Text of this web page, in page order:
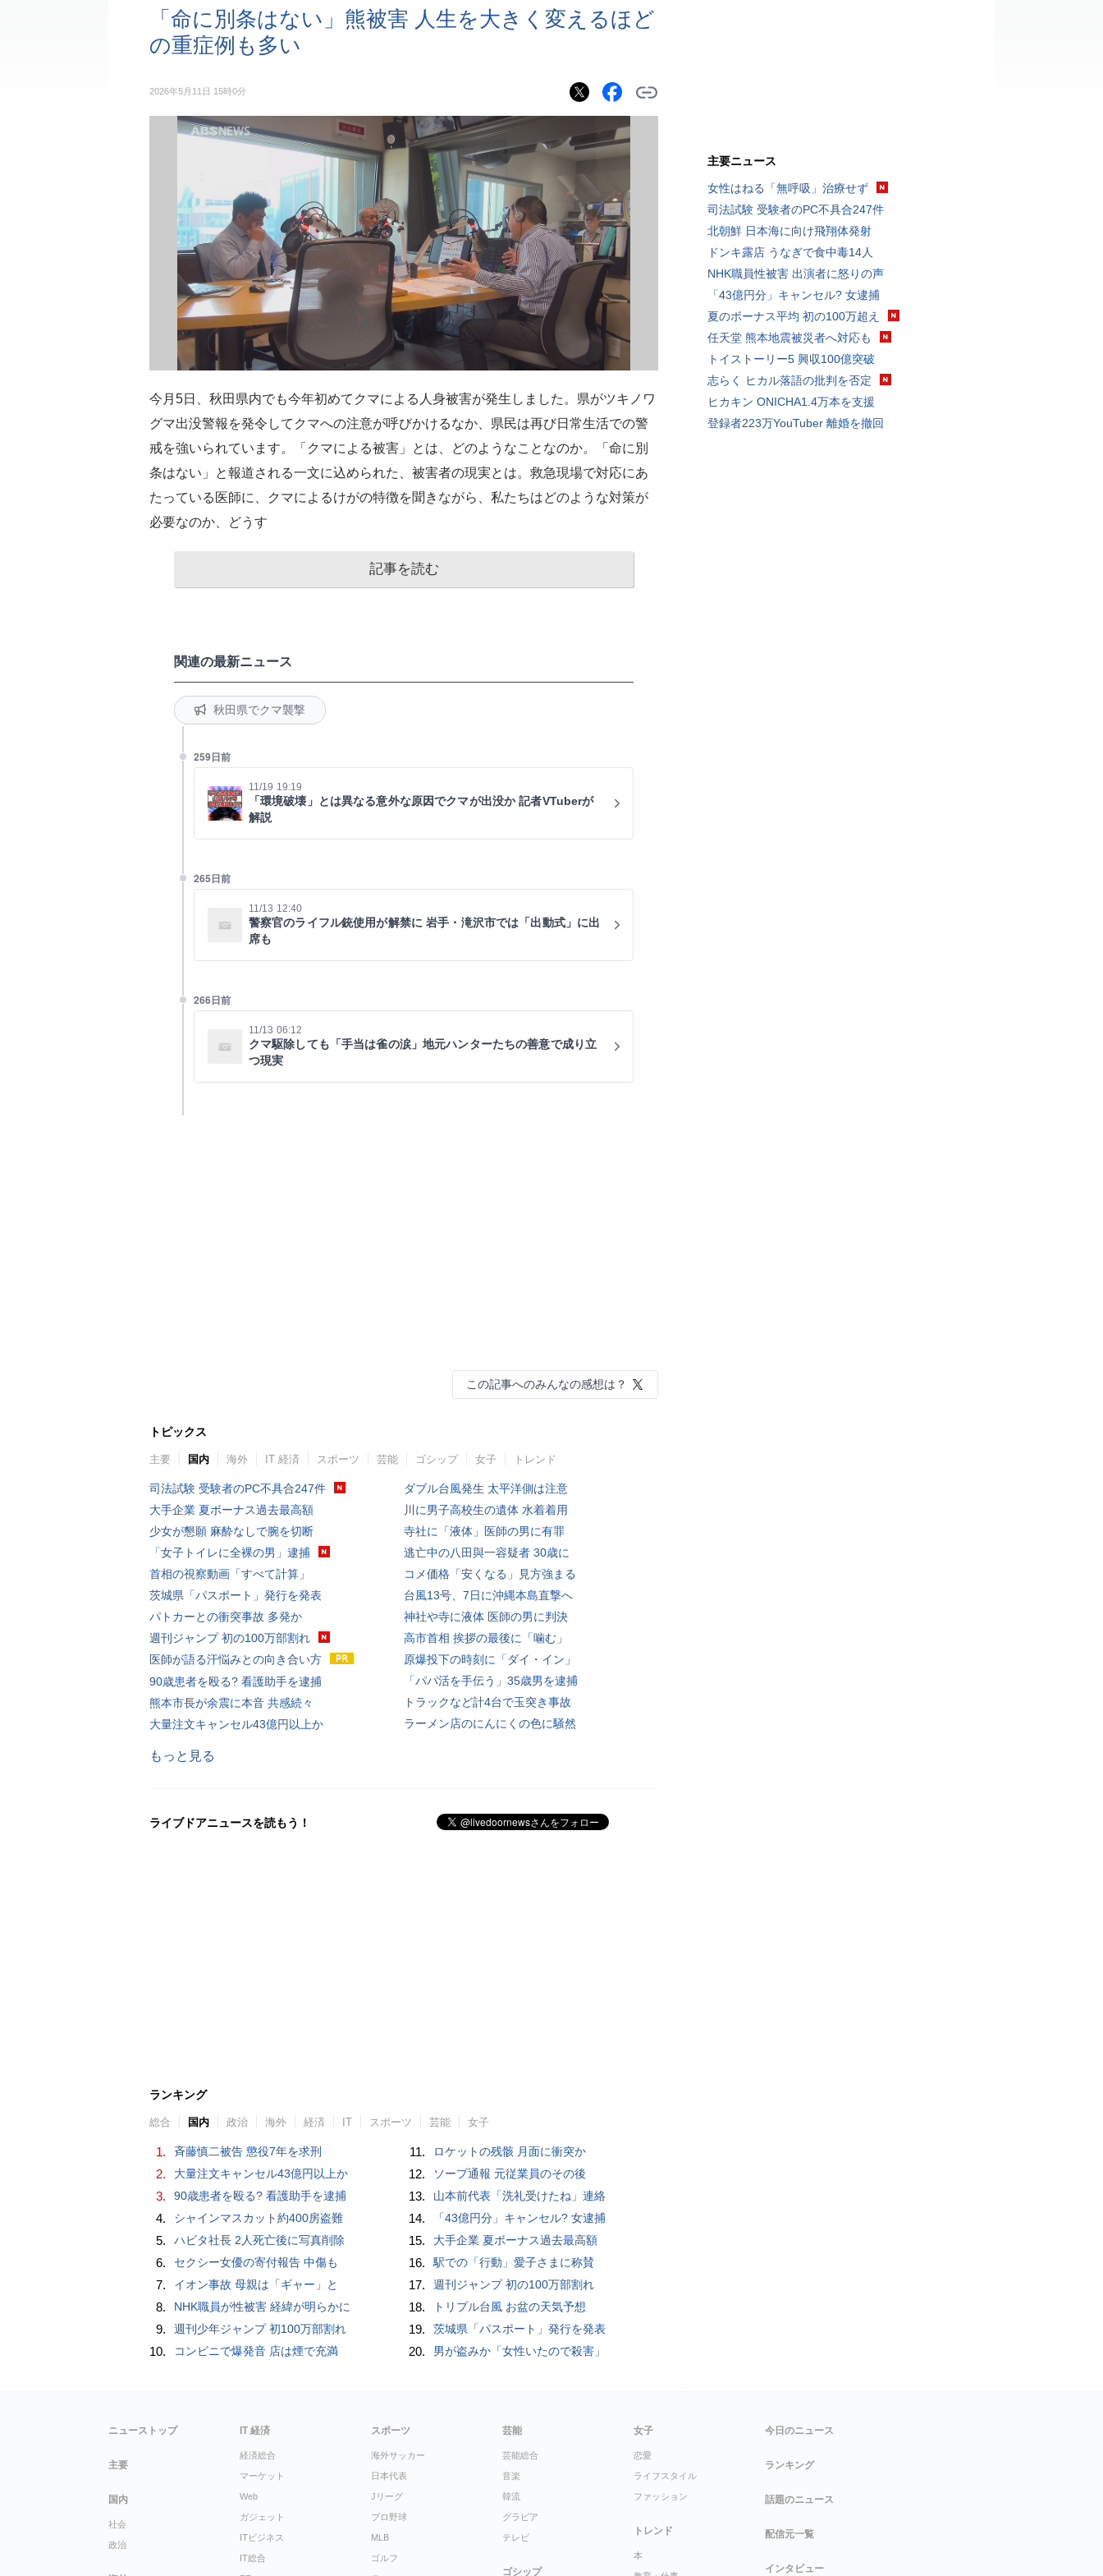
「命に別条はない」熊被害 人生を大きく変えるほど
の重症例も多い
2026年5月11日 15時0分
今月5日、秋田県内でも今年初めてクマによる人身被害が発生しました。県がツキノワ
グマ出没警報を発令してクマへの注意が呼びかけるなか、県民は再び日常生活での警
戒を強いられています。「クマによる被害」とは、どのようなことなのか。「命に別
条はない」と報道される一文に込められた、被害者の現実とは。救急現場で対応にあ
たっている医師に、クマによるけがの特徴を聞きながら、私たちはどのような対策が
必要なのか、どうす
記事を読む
関連の最新ニュース
秋田県でクマ襲撃
259日前
11/19 19:19
「環境破壊」とは異なる意外な原因でクマが出没か 記者VTuberが
解説
265日前
11/13 12:40
警察官のライフル銃使用が解禁に 岩手・滝沢市では「出動式」に出
席も
266日前
11/13 06:12
クマ駆除しても「手当は雀の涙」地元ハンターたちの善意で成り立
つ現実
この記事へのみんなの感想は？
トピックス
主要 国内 海外 IT 経済 スポーツ 芸能 ゴシップ 女子 トレンド
司法試験 受験者のPC不具合247件
大手企業 夏ボーナス過去最高額
少女が懇願 麻酔なしで腕を切断
「女子トイレに全裸の男」逮捕
首相の視察動画「すべて計算」
茨城県「パスポート」発行を発表
パトカーとの衝突事故 多発か
週刊ジャンプ 初の100万部割れ
医師が語る汗悩みとの向き合い方
90歳患者を殴る? 看護助手を逮捕
熊本市長が余震に本音 共感続々
大量注文キャンセル43億円以上か
ダブル台風発生 太平洋側は注意
川に男子高校生の遺体 水着着用
寺社に「液体」医師の男に有罪
逃亡中の八田與一容疑者 30歳に
コメ価格「安くなる」見方強まる
台風13号、7日に沖縄本島直撃へ
神社や寺に液体 医師の男に判決
高市首相 挨拶の最後に「噛む」
原爆投下の時刻に「ダイ・イン」
「パパ活を手伝う」35歳男を逮捕
トラックなど計4台で玉突き事故
ラーメン店のにんにくの色に騒然
もっと見る
ライブドアニュースを読もう！
ランキング
総合 国内 政治 海外 経済 IT スポーツ 芸能 女子
1. 斉藤慎二被告 懲役7年を求刑
2. 大量注文キャンセル43億円以上か
3. 90歳患者を殴る? 看護助手を逮捕
4. シャインマスカット約400房盗難
5. ハビタ社長 2人死亡後に写真削除
6. セクシー女優の寄付報告 中傷も
7. イオン事故 母親は「ギャー」と
8. NHK職員が性被害 経緯が明らかに
9. 週刊少年ジャンプ 初100万部割れ
10. コンビニで爆発音 店は煙で充満
11. ロケットの残骸 月面に衝突か
12. ソープ通報 元従業員のその後
13. 山本前代表「洗礼受けたね」連絡
14. 「43億円分」キャンセル? 女逮捕
15. 大手企業 夏ボーナス過去最高額
16. 駅での「行動」愛子さまに称賛
17. 週刊ジャンプ 初の100万部割れ
18. トリプル台風 お盆の天気予想
19. 茨城県「パスポート」発行を発表
20. 男が盗みか「女性いたので殺害」
主要ニュース
女性はねる「無呼吸」治療せず
司法試験 受験者のPC不具合247件
北朝鮮 日本海に向け飛翔体発射
ドンキ露店 うなぎで食中毒14人
NHK職員性被害 出演者に怒りの声
「43億円分」キャンセル? 女逮捕
夏のボーナス平均 初の100万超え
任天堂 熊本地震被災者へ対応も
トイストーリー5 興収100億突破
志らく ヒカル落語の批判を否定
ヒカキン ONICHA1.4万本を支援
登録者223万YouTuber 離婚を撤回
ニューストップ
主要
国内
社会
政治
IT 経済
経済総合
マーケット
Web
ガジェット
ITビジネス
IT総合
スポーツ
海外サッカー
日本代表
Jリーグ
プロ野球
MLB
ゴルフ
芸能
芸能総合
音楽
韓流
グラビア
テレビ
ゴシップ
女子
恋愛
ライフスタイル
ファッション
トレンド
本
今日のニュース
ランキング
話題のニュース
配信元一覧
インタビュー